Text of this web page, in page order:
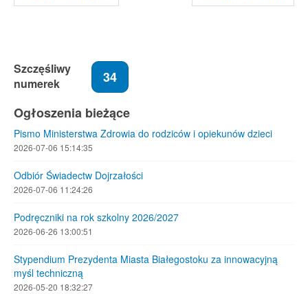
Szczęśliwy
numerek
34
Ogłoszenia bieżące
Pismo Ministerstwa Zdrowia do rodziców i opiekunów dzieci
2026-07-06 15:14:35
Odbiór Świadectw Dojrzałości
2026-07-06 11:24:26
Podręczniki na rok szkolny 2026/2027
2026-06-26 13:00:51
Stypendium Prezydenta Miasta Białegostoku za innowacyjną
myśl techniczną
2026-05-20 18:32:27